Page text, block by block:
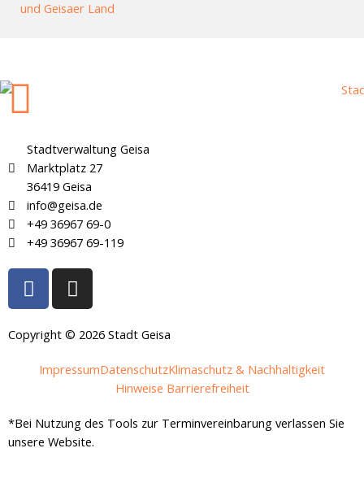
Stadtverwaltung Geisa
Marktplatz 27
36419 Geisa
info@geisa.de
+49 36967 69-0
+49 36967 69-119
F
a
c
e
k
-
I
n
s
t
g
a
m
Copyright © 2026 Stadt Geisa
ImpressumDatenschutzKlimaschutz & Nachhaltigkeit
Hinweise Barrierefreiheit
*Bei Nutzung des Tools zur Terminvereinbarung verlassen Sie
unsere Website.